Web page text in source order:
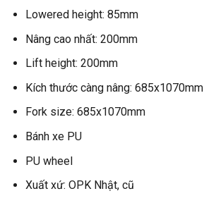
Lowered height: 85mm
Nâng cao nhất: 200mm
Lift height: 200mm
Kích thước càng nâng: 685x1070mm
Fork size: 685x1070mm
Bánh xe PU
PU wheel
Xuất xứ: OPK Nhật, cũ